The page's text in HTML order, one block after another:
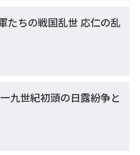
たちの戦国乱世 応仁の乱
九世紀初頭の日露紛争と